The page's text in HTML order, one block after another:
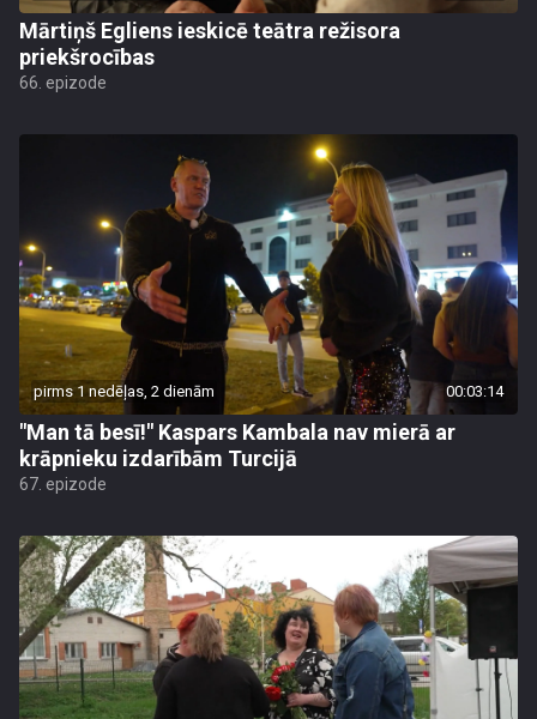
Mārtiņš Egliens ieskicē teātra režisora
priekšrocības
66. epizode
pirms 1 nedēļas, 2 dienām 00:03:14
"Man tā besī!" Kaspars Kambala nav mierā ar
krāpnieku izdarībām Turcijā
67. epizode